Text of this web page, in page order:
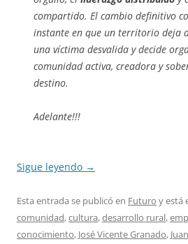
compartido. El cambio definitivo
instante en que un territorio deja
una víctima desvalida y decide
comunidad activa, creadora y
destino.
Adelante!!!
Sigue leyendo →
Esta entrada se publicó en Futuro y está
comunidad,cultura,desarrollo rural,
conocimiento, José Vicente Granado,